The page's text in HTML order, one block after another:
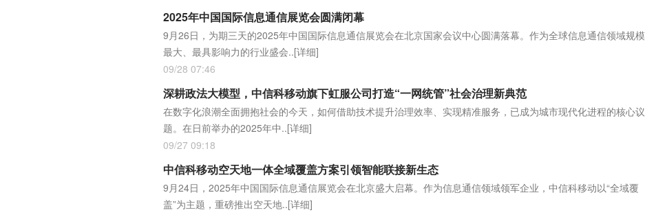
2025年中国国际信息通信展览会圆满闭幕
9月26日，为期三天的2025年中国国际信息通信展览会在北京国家会议中心圆满落幕。作为全球信息通信领域规模
最大、最具影响力的行业盛会..[详细]
09/28 07:46
深耕政法大模型，中信科移动旗下虹服公司打造“一网统管”社会治理新典范
在数字化浪潮全面拥抱社会的今天，如何借助技术提升治理效率、实现精准服务，已成为城市现代化进程的核心议
题。在日前举办的2025年中..[详细]
09/27 09:18
中信科移动空天地一体全域覆盖方案引领智能联接新生态
9月24日，2025年中国国际信息通信展览会在北京盛大启幕。作为信息通信领域领军企业，中信科移动以“全域覆
盖”为主题，重磅推出空天地..[详细]